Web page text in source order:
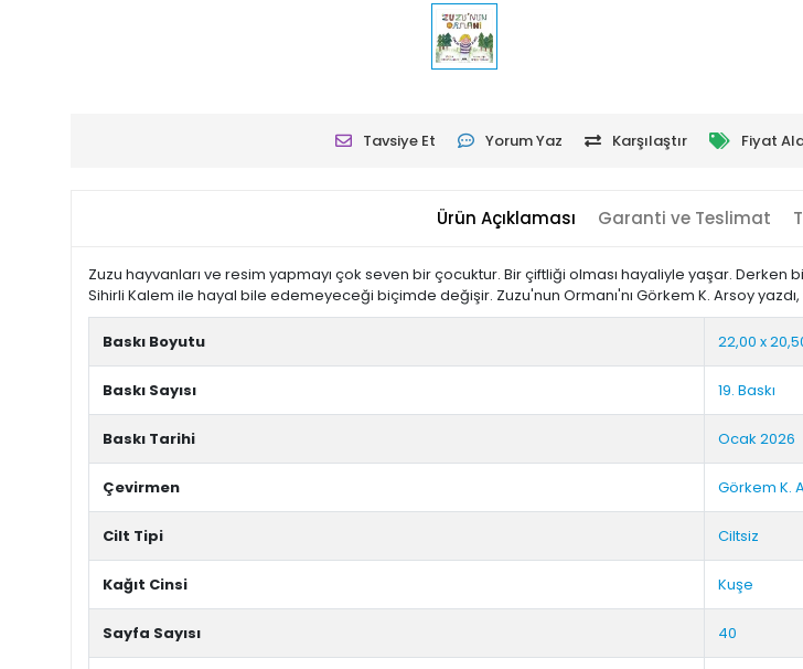
Tavsiye Et Yorum Yaz Karşılaştır Fiyat
Ürün Açıklaması Garanti ve Teslimat
Zuzu hayvanları ve resim yapmayı çok seven bir çocuktur. Bir çiftliği olması hayaliyle yaşar.
Sihirli Kalem ile hayal bile edemeyeceği biçimde değişir. Zuzu'nun Ormanı'nı Görkem K. Arsoy
Baskı Boyutu 22,00 x
Baskı Sayısı 19. Baskı
Baskı Tarihi Ocak 2026
Çevirmen Görkem K.
Cilt Tipi Ciltsiz
Kağıt Cinsi Kuşe
Sayfa Sayısı 40